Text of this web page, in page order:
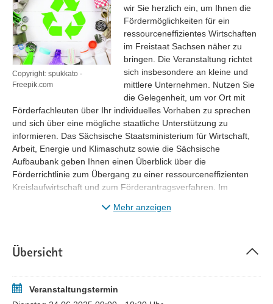
Copyright: spukkato -
Freepik.com
wir Sie herzlich ein, um Ihnen die
Fördermöglichkeiten für ein
ressourceneffizientes Wirtschaften
im Freistaat Sachsen näher zu
bringen. Die Veranstaltung richtet
sich insbesondere an kleine und
mittlere Unternehmen. Nutzen Sie
die Gelegenheit, um vor Ort mit
Förderfachleuten über Ihr individuelles Vorhaben zu sprechen
und sich über eine mögliche staatliche Unterstützung zu
informieren. Das Sächsische Staatsministerium für Wirtschaft,
Arbeit, Energie und Klimaschutz sowie die Sächsische
Aufbaubank geben Ihnen einen Überblick über die
Förderrichtlinie zum Übergang zu einer ressourceneffizienten
Kreislaufwirtschaft und zum Förderantragsverfahren. Im
Getränken individuelle Fragen an die Förderexperten stellen.
Mehr anzeigen
Übersicht
Veranstaltungstermin